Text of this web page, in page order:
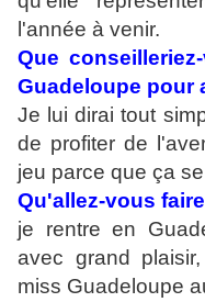
l'année à venir.
Que
Guadeloupe pour
Je lui dirai tout
de profiter de
jeu parce que ça
Qu'allez-vous
je rentre en
avec grand
miss Guadeloupe